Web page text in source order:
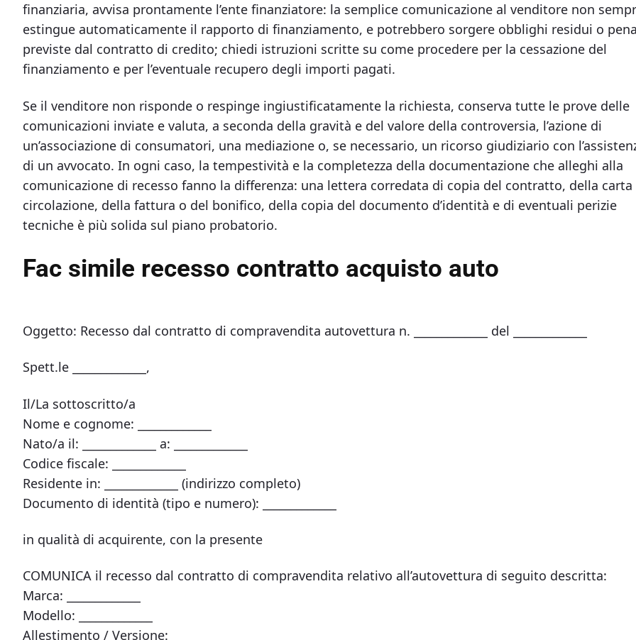
finanziaria, avvisa prontamente l’ente finanziatore: la semplice comunicazione al venditore non
estingue automaticamente il rapporto di finanziamento, e potrebbero sorgere obblighi residui o
previste dal contratto di credito; chiedi istruzioni scritte su come procedere per la cessazione del
finanziamento e per l’eventuale recupero degli importi pagati.
Se il venditore non risponde o respinge ingiustificatamente la richiesta, conserva tutte le prove delle
comunicazioni inviate e valuta, a seconda della gravità e del valore della controversia, l’azione di
un’associazione di consumatori, una mediazione o, se necessario, un ricorso giudiziario con
di un avvocato. In ogni caso, la tempestività e la completezza della documentazione che alleghi alla
comunicazione di recesso fanno la differenza: una lettera corredata di copia del contratto, della carta
circolazione, della fattura o del bonifico, della copia del documento d’identità e di eventuali perizie
tecniche è più solida sul piano probatorio.
Fac simile recesso contratto acquisto auto​​
Oggetto: Recesso dal contratto di compravendita autovettura n. _____________ del _____________
Spett.le _____________,
Il/La sottoscritto/a
Nome e cognome: _____________
Nato/a il: _____________ a: _____________
Codice fiscale: _____________
Residente in: _____________ (indirizzo completo)
Documento di identità (tipo e numero): _____________
in qualità di acquirente, con la presente
COMUNICA il recesso dal contratto di compravendita relativo all’autovettura di seguito descritta:
Marca: _____________
Modello: _____________
Allestimento / Versione: _____________